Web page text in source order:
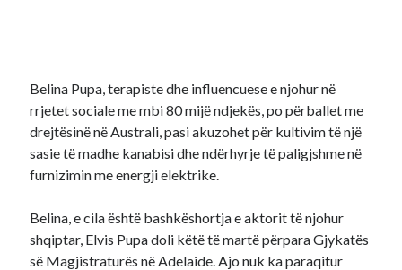
Belina Pupa, terapiste dhe influencuese e njohur në
rrjetet sociale me mbi 80 mijë ndjekës, po përballet me
drejtësinë në Australi, pasi akuzohet për kultivim të një
sasie të madhe kanabisi dhe ndërhyrje të paligjshme në
furnizimin me energji elektrike.
Belina, e cila është bashkëshortja e aktorit të njohur
shqiptar, Elvis Pupa doli këtë të martë përpara Gjykatës
së Magjistraturës në Adelaide. Ajo nuk ka paraqitur